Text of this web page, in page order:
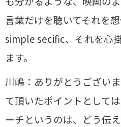
言葉だけを聴いてそれを
simple secific、それを心
ます。
川嶋：ありがとうござい
て頂いたポイントとして
ーチというのは、どう伝